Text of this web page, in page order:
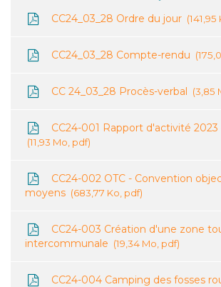
CC24_03_28 Ordre du jour
CC24_03_28 Compte-rendu
CC 24_03_28 Procès-verbal 3,85
CC24-001 Rapport d'activité 2023
11,93 Mo, pdf
CC24-002 OTC - Convention
moyens
683,77 Ko, pdf
CC24-003 Création d'une zone
intercommunale
19,34 Mo, pdf
CC24-004 Camping des fosses